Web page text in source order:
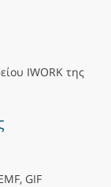
IWORK της
GIF